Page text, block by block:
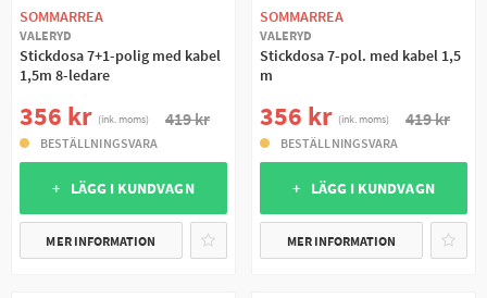
SOMMARREA
VALERYD
Stickdosa 7+1-polig med kabel
1,5m 8-ledare
356 kr (ink. moms) 419 kr
BESTÄLLNINGSVARA
+ LÄGG I KUNDVAGN
MER INFORMATION
SOMMARREA
VALERYD
Stickdosa 7-pol. med kabel 1,5
m
356 kr (ink. moms) 419 kr
BESTÄLLNINGSVARA
+ LÄGG I KUNDVAGN
MER INFORMATION